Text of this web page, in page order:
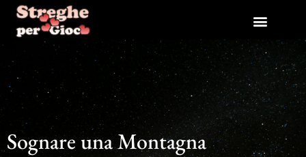
contenuto
Sognare una Montagna